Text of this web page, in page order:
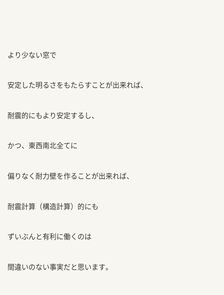
より少ない窓で
安定した明るさをもたらすことが出来れば、
耐震的にもより安定するし、
かつ、東西南北全てに
偏りなく耐力壁を作ることが出来れば、
耐震計算（構造計算）的にも
ずいぶんと有利に働くのは
間違いのない事実だと思います。